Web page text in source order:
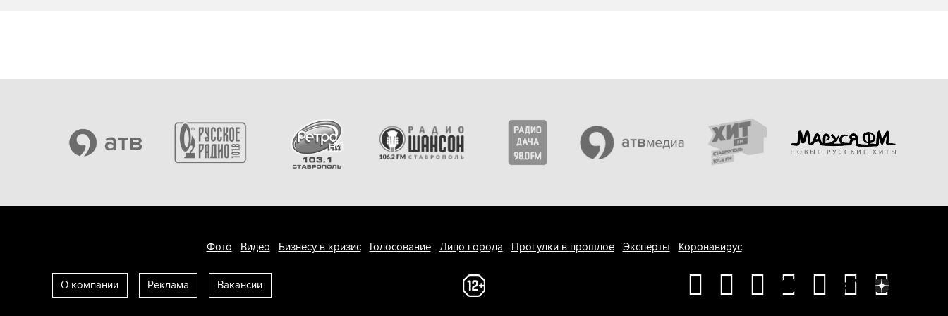
Фото Видео Бизнесу в кризис Голосование Лицо города Прогулки в прошлое Эксперты Коронавирус
О компании Реклама Вакансии